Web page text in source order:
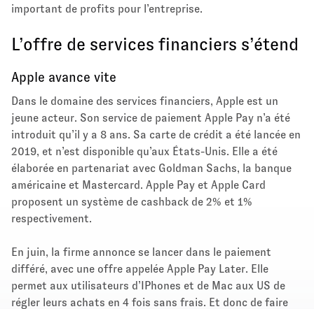
important de profits pour l’entreprise.
L’offre de services financiers s’étend
Apple avance vite
Dans le domaine des services financiers, Apple est un
jeune acteur. Son service de paiement Apple Pay n’a été
introduit qu’il y a 8 ans. Sa carte de crédit a été lancée en
2019, et n’est disponible qu’aux États-Unis. Elle a été
élaborée en partenariat avec Goldman Sachs, la banque
américaine et Mastercard. Apple Pay et Apple Card
proposent un système de cashback de 2% et 1%
respectivement.
En juin, la firme annonce se lancer dans le paiement
différé, avec une offre appelée Apple Pay Later. Elle
permet aux utilisateurs d’IPhones et de Mac aux US de
régler leurs achats en 4 fois sans frais. Et donc de faire